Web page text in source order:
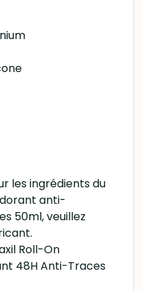
les ingrédients du
anti-
50ml, veuillez
Roll-On
48H Anti-Traces